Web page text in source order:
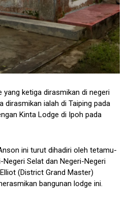
yang ketiga dirasmikan di negeri
dirasmikan ialah di Taiping pada
Kinta Lodge di Ipoh pada
ini turut dihadiri oleh tetamu-
Selat dan Negeri-Negeri
(District Grand Master)
bangunan lodge ini.